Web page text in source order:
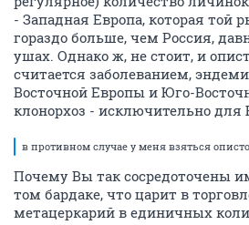
- Западная Европа, которая той
гораздо больше, чем Россия,
ушах. Однако ж, не стоит, и
считается заболеванием,
Восточной Европы и Юго-
клонорхоз - исключительно
в противном случае у меня взяться
Почему Вы так сосредоточены
том бардаке, что царит в
метацеркарий в единичных